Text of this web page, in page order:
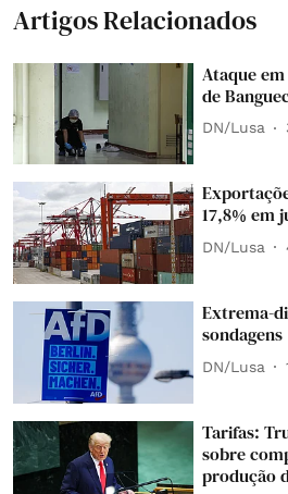
Artigos Relacionados
Ataque
de
DN/Lusa
17,8% em
DN/Lusa
Extrema-
sondagens
DN/Lusa
Tarifas:
sobre
produção